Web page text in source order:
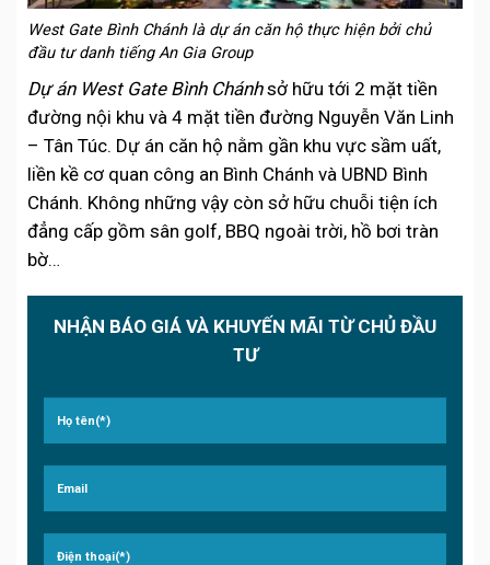
West Gate Bình Chánh là dự án căn hộ thực hiện bởi chủ
đầu tư danh tiếng An Gia Group
Dự án West Gate Bình Chánhsở hữu tới 2 mặt tiền
đường nội khu và 4 mặt tiền đường Nguyễn Văn Linh
– Tân Túc. Dự án căn hộ nằm gần khu vực sầm uất,
liền kề cơ quan công an Bình Chánh và UBND Bình
Chánh. Không những vậy còn sở hữu chuỗi tiện ích
đẳng cấp gồm sân golf, BBQ ngoài trời, hồ bơi tràn
bờ…
NHẬN BÁO GIÁ VÀ KHUYẾN MÃI TỪ CHỦ ĐẦU
TƯ